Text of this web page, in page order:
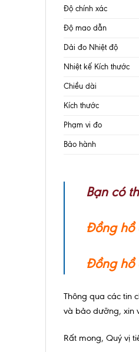
Độ chính xác
Độ mao dẫn
Dải đo Nhiệt độ
Nhiệt kế Kích thước
Chiều dài
Kích thước
Phạm vi đo
Bảo hành
Bạn có
Đồng hồ
Đồng hồ
Thông qua các tin
và bảo dưỡng, xin
Rất mong, Quý vị